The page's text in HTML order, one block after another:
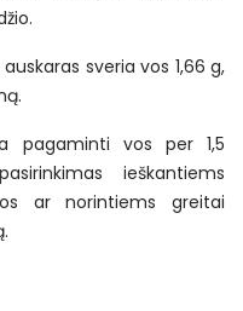
sveria vos 1,66 g,
pagaminti vos per 1,5
ieškantiems
ar norintiems greitai